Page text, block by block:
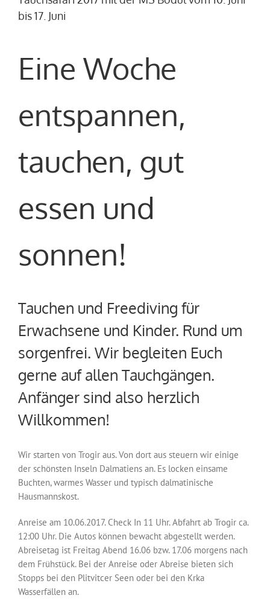
bis 17. Juni
Eine Woche
entspannen,
tauchen, gut
essen und
sonnen!
Tauchen und Freediving für
Erwachsene und Kinder. Rund um
sorgenfrei. Wir begleiten Euch
gerne auf allen Tauchgängen.
Anfänger sind also herzlich
Willkommen!
Wir starten von Trogir aus. Von dort aus steuern wir einige
der schönsten Inseln Dalmatiens an. Es locken einsame
Buchten, warmes Wasser und typisch dalmatinische
Hausmannskost.
Anreise am 10.06.2017. Check In 11 Uhr. Abfahrt ab Trogir ca.
12:00 Uhr. Die Autos können bewacht abgestellt werden.
Abreisetag ist Freitag Abend 16.06 bzw. 17.06 morgens nach
dem Frühstück. Bei der Anreise oder Abreise bieten sich
Stopps bei den Plitvitcer Seen oder bei den Krka
Wasserfällen an.